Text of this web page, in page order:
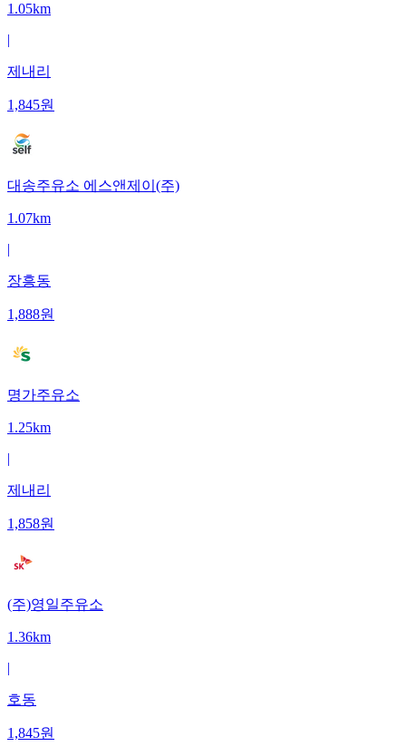
1.05km
|
제내리
1,845원
대송주유소 에스앤제이(주)
1.07km
|
장흥동
1,888원
명가주유소
1.25km
|
제내리
1,858원
(주)영일주유소
1.36km
|
호동
1,845원